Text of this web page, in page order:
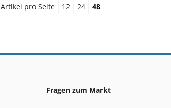
Artikel pro Seite 12 24 48
Fragen zum Markt